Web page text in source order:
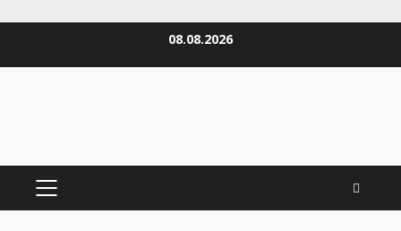
08.08.2026
PRIMÄRES